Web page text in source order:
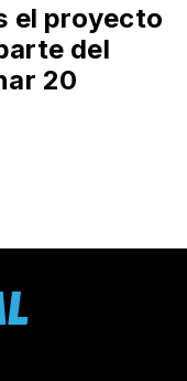
el proyecto
del
20